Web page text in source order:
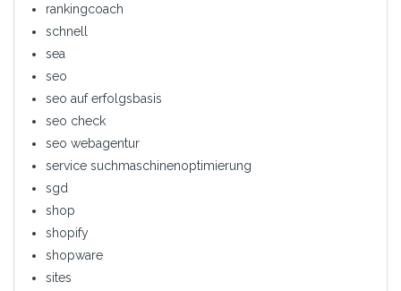
rankingcoach
schnell
sea
seo
seo auf erfolgsbasis
seo check
seo webagentur
service suchmaschinenoptimierung
sgd
shop
shopify
shopware
sites